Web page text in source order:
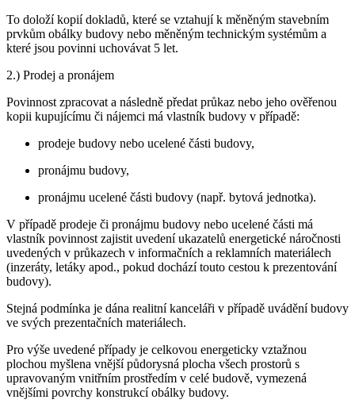
To doloží kopií dokladů, které se vztahují k měněným stavebním
prvkům obálky budovy nebo měněným technickým systémům a
které jsou povinni uchovávat 5 let.
2.) Prodej a pronájem
Povinnost zpracovat a následně předat průkaz nebo jeho ověřenou
kopii kupujícímu či nájemci má vlastník budovy v případě:
prodeje budovy nebo ucelené části budovy,
pronájmu budovy,
pronájmu ucelené části budovy (např. bytová jednotka).
V případě prodeje či pronájmu budovy nebo ucelené části má
vlastník povinnost zajistit uvedení ukazatelů energetické náročnosti
uvedených v průkazech v informačních a reklamních materiálech
(inzeráty, letáky apod., pokud dochází touto cestou k prezentování
budovy).
Stejná podmínka je dána realitní kanceláři v případě uvádění budovy
ve svých prezentačních materiálech.
Pro výše uvedené případy je celkovou energeticky vztažnou
plochou myšlena vnější půdorysná plocha všech prostorů s
upravovaným vnitřním prostředím v celé budově, vymezená
vnějšími povrchy konstrukcí obálky budovy.